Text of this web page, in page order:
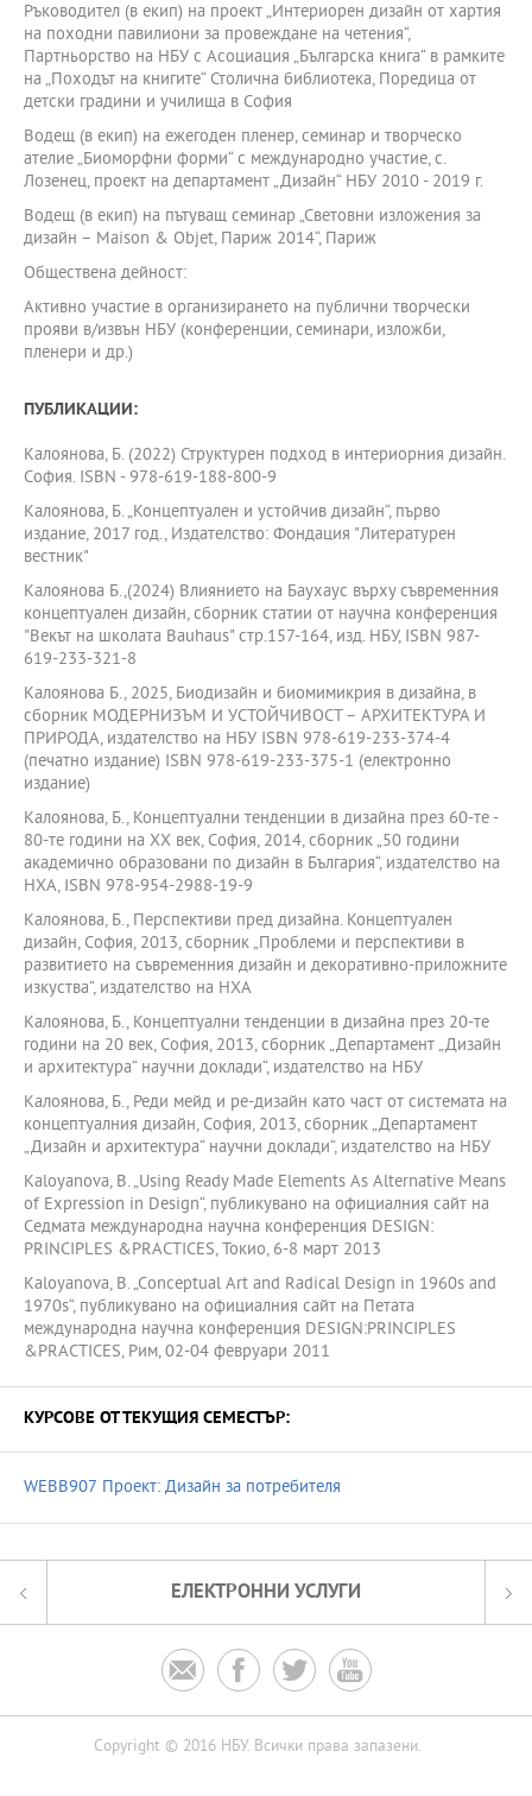
Ръководител (в екип) на проект „Интериорен дизайн от хартия
на походни павилиони за провеждане на четения“,
Партньорство на НБУ с Асоциация „Българска книга“ в рамките
на „Походът на книгите“ Столична библиотека, Поредица от
детски градини и училища в София
Водещ (в екип) на ежегоден пленер, семинар и творческо
ателие „Биоморфни форми“ с международно участие, с.
Лозенец, проект на департамент „Дизайн“ НБУ 2010 - 2019 г.
Водещ (в екип) на пътуващ семинар „Световни изложения за
дизайн – Maison & Objet, Париж 2014“, Париж
Обществена дейност:
Активно участие в организирането на публични творчески
прояви в/извън НБУ (конференции, семинари, изложби,
пленери и др.)
ПУБЛИКАЦИИ:
Калоянова, Б. (2022) Структурен подход в интериорния дизайн.
София. ISBN - 978-619-188-800-9
Калоянова, Б. „Концептуален и устойчив дизайн“, първо
издание, 2017 год., Издателство: Фондация "Литературен
вестник"
Калоянова Б.,(2024) Влиянието на Баухаус върху съвременния
концептуален дизайн, сборник статии от научна конференция
"Векът на школата Bauhaus" стр.157-164, изд. НБУ, ISBN 987-
619-233-321-8
Калоянова Б., 2025, Биодизайн и биомимикрия в дизайна, в
сборник МОДЕРНИЗЪМ И УСТОЙЧИВОСТ – АРХИТЕКТУРА И
ПРИРОДА, издателство на НБУ ISBN 978-619-233-374-4
(печатно издание) ISBN 978-619-233-375-1 (електронно
издание)
Калоянова, Б., Концептуални тенденции в дизайна през 60-те -
80-те години на ХХ век, София, 2014, сборник „50 години
академично образовани по дизайн в България“, издателство на
НХА, ISBN 978-954-2988-19-9
Калоянова, Б., Перспективи пред дизайна. Концептуален
дизайн, София, 2013, сборник „Проблеми и перспективи в
развитието на съвременния дизайн и декоративно-приложните
изкуства“, издателство на НХА
Калоянова, Б., Концептуални тенденции в дизайна през 20-те
години на 20 век, София, 2013, сборник „Департамент „Дизайн
и архитектура“ научни доклади“, издателство на НБУ
Калоянова, Б., Реди мейд и ре-дизайн като част от системата на
концептуалния дизайн, София, 2013, сборник „Департамент
„Дизайн и архитектура“ научни доклади“, издателство на НБУ
Kaloyanova, B. „Using Ready Made Elements As Alternative Means
of Expression in Design“, публикувано на официалния сайт на
Седмата международна научна конференция DESIGN:
PRINCIPLES &PRACTICES, Токио, 6-8 март 2013
Kaloyanova, B. „Conceptual Art and Radical Design in 1960s and
1970s“, публикувано на официалния сайт на Петата
международна научна конференция DESIGN:PRINCIPLES
&PRACTICES, Рим, 02-04 февруари 2011
КУРСОВЕ ОТ ТЕКУЩИЯ СЕМЕСТЪР:
WEBB907 Проект: Дизайн за потребителя
ЕЛЕКТРОННИ УСЛУГИ
   
Copyright © 2016 НБУ. Всички права запазени.